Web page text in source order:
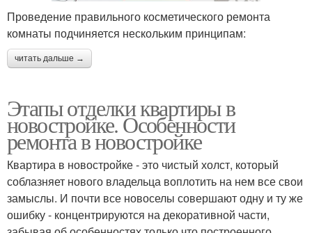
Проведение правильного косметического ремонта
комнаты подчиняется нескольким принципам:
читать дальше →
Этапы отделки квартиры в
новостройке. Особенности
ремонта в новостройке
Квартира в новостройке - это чистый холст, который
соблазняет нового владельца воплотить на нем все свои
замыслы. И почти все новоселы совершают одну и ту же
ошибку - концентрируются на декоративной части,